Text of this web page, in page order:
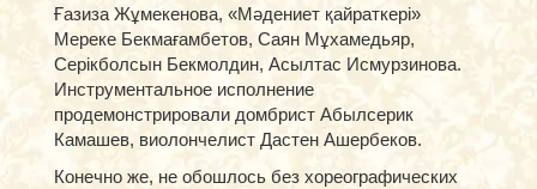
Ғазиза Жұмекенова, «Мәдениет қайраткері»
Мереке Бекмағамбетов, Саян Мұхамедьяр,
Серікболсын Бекмолдин, Асылтас Исмурзинова.
Инструментальное исполнение
продемонстрировали домбрист Абылсерик
Камашев, виолончелист Дастен Ашербеков.
Конечно же, не обошлось без хореографических